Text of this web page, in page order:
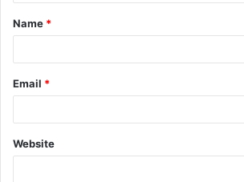
Name *
Email *
Website